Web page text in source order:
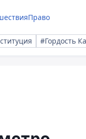
Право
#Гордость